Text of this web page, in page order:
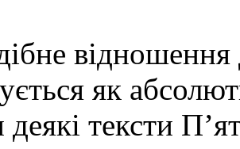
відношення
як
тексти